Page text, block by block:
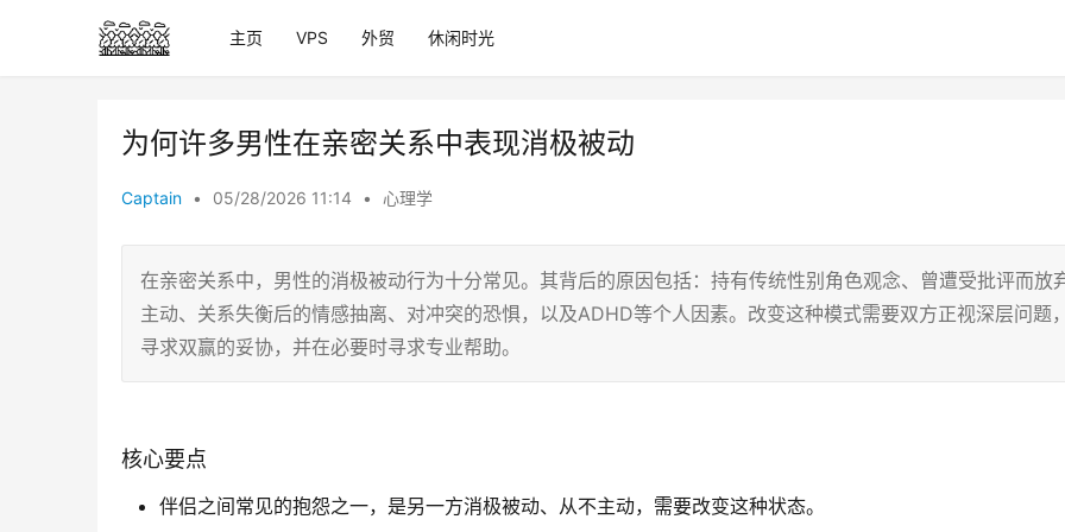
主页 VPS 外贸 休闲时光
为何许多男性在亲密关系中表现消极被动
Captain • 05/28/2026 11:14 • 心理学
在亲密关系中，男性的消极被动行为十分常见。其背后的原因包括：持有传统性别角色观念、曾遭受批评而放
主动、关系失衡后的情感抽离、对冲突的恐惧，以及ADHD等个人因素。改变这种模式需要双方正视深层问题
寻求双赢的妥协，并在必要时寻求专业帮助。
核心要点
伴侣之间常见的抱怨之一，是另一方消极被动、从不主动，需要改变这种状态。